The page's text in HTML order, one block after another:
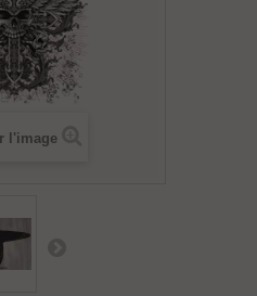
l'image